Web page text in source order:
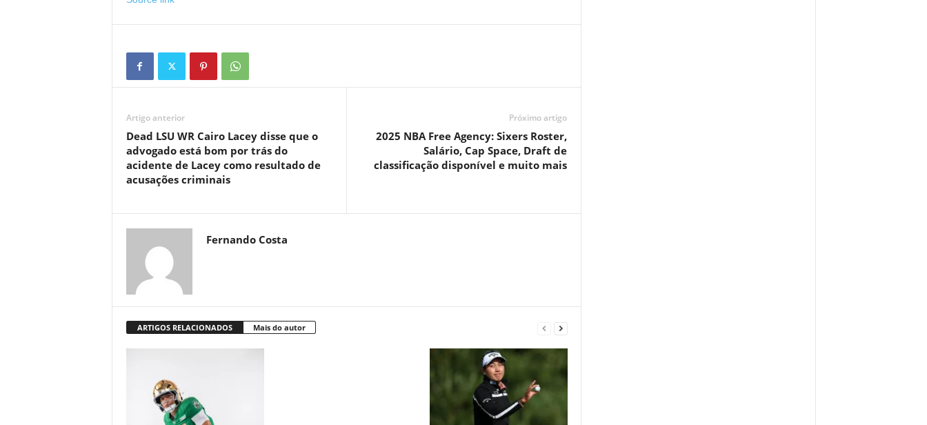
Artigo anterior
Dead LSU WR Cairo Lacey disse que o
advogado está bom por trás do
acidente de Lacey como resultado de
acusações criminais
Próximo artigo
2025 NBA Free Agency: Sixers Roster,
Salário, Cap Space, Draft de
classificação disponível e muito mais
Fernando Costa
ARTIGOS RELACIONADOS Mais do autor